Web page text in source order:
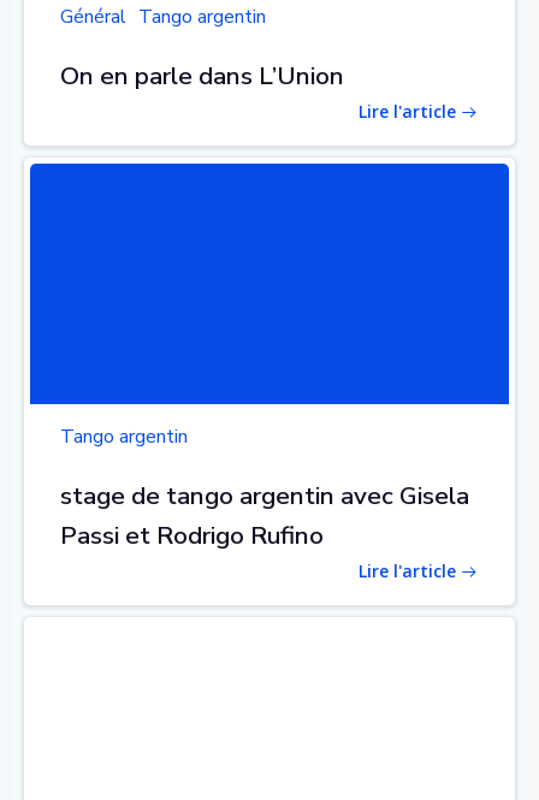
Général Tango argentin
On en parle dans L’Union
Lire l'article
Tango argentin
stage de tango argentin avec Gisela
Passi et Rodrigo Rufino
Lire l'article